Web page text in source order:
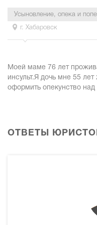
Усыновление, опека и
г. Хабаровск
Моей маме 76 лет
инсульт.Я дочь мне 55
оформить опекунство
ОТВЕТЫ